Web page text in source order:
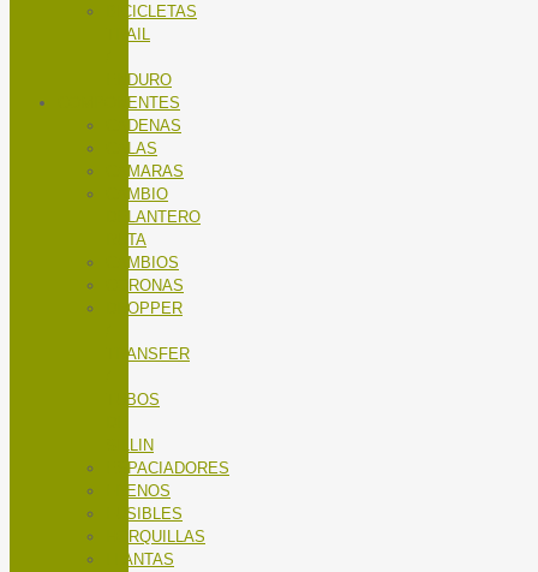
BICICLETAS
TRAIL
ENDURO
COMPONENTES
CADENAS
CALAS
CÁMARAS
CAMBIO
DELANTERO
RUTA
CAMBIOS
CORONAS
DROPPER
TRANSFER
TUBOS
SILLIN
ESPACIADORES
FRENOS
FUSIBLES
HORQUILLAS
LLANTAS